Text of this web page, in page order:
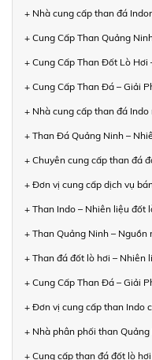
+ Nhà cung cấp than đá
+ Cung Cấp Than Quảng
+ Cung Cấp Than Đốt Lò
+ Cung Cấp Than Đá – Giải
+ Nhà cung cấp than đá
+ Than Đá Quảng Ninh –
+ Chuyên cung cấp than đá
+ Đơn vị cung cấp dịch vụ
+ Than Indo – Nhiên liệu đốt
+ Than Quảng Ninh –
+ Than đá đốt lò hơi – Nhiên
+ Cung Cấp Than Đá – Giải
+ Đơn vị cung cấp than Indo
+ Nhà phân phối than
+ Cung cấp than đá đốt lò